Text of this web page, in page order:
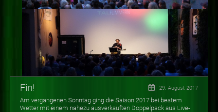
Fin! 29. August 2017
Am vergangenen Sonntag ging die Saison 2017 bei bestem
Wetter mit einem nahezu ausverkauften Doppelpack aus Live-